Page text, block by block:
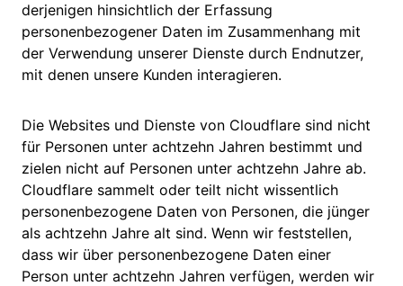
derjenigen hinsichtlich der Erfassung
personenbezogener Daten im Zusammenhang mit
der Verwendung unserer Dienste durch Endnutzer,
mit denen unsere Kunden interagieren.
Die Websites und Dienste von Cloudflare sind nicht
für Personen unter achtzehn Jahren bestimmt und
zielen nicht auf Personen unter achtzehn Jahre ab.
Cloudflare sammelt oder teilt nicht wissentlich
personenbezogene Daten von Personen, die jünger
als achtzehn Jahre alt sind. Wenn wir feststellen,
dass wir über personenbezogene Daten einer
Person unter achtzehn Jahren verfügen, werden wir